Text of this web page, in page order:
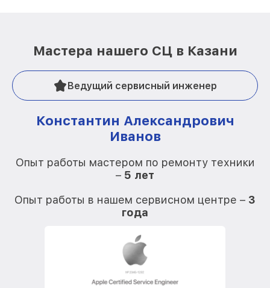
Мастера нашего СЦ в Казани
Ведущий сервисный инженер
Константин Александрович
Иванов
Опыт работы мастером по ремонту техники
– 5 лет
Опыт работы в нашем сервисном центре – 3
года